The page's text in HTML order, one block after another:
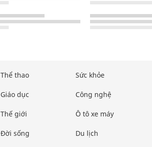
Thể thao
Giáo dục
Thế giới
Đời sống
Sức khỏe
Công nghệ
Ô tô xe máy
Du lịch